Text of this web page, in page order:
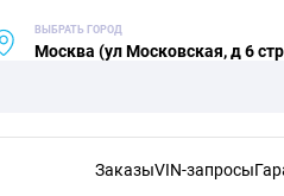
ВЫБРАТЬ ГОРОД
Москва (ул Московская, д 6
ЗаказыVIN-запросы